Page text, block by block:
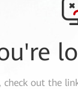
, check out the